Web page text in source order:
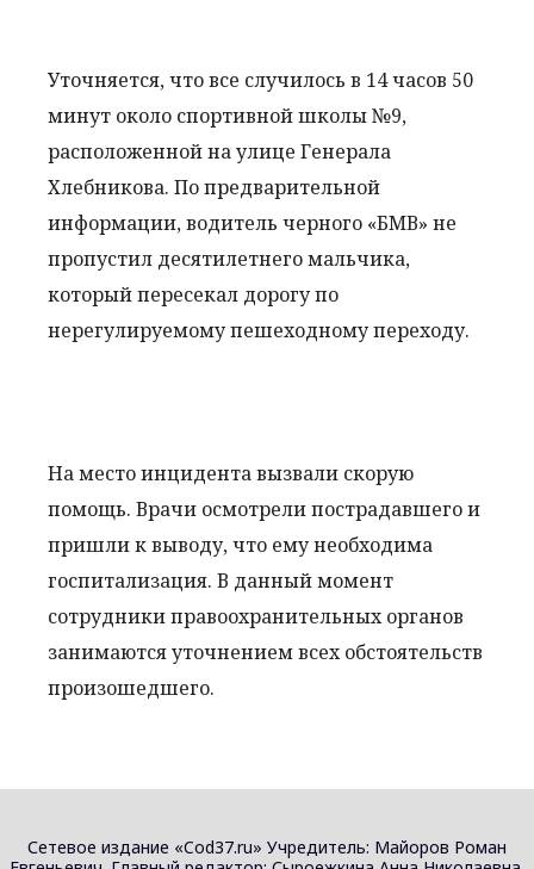
Уточняется, что все случилось в 14 часов 50
минут около спортивной школы №9,
расположенной на улице Генерала
Хлебникова. По предварительной
информации, водитель черного «БМВ» не
пропустил десятилетнего мальчика,
который пересекал дорогу по
нерегулируемому пешеходному переходу.
На место инцидента вызвали скорую
помощь. Врачи осмотрели пострадавшего и
пришли к выводу, что ему необходима
госпитализация. В данный момент
сотрудники правоохранительных органов
занимаются уточнением всех обстоятельств
произошедшего.
Сетевое издание «Cod37.ru» Учредитель: Майоров Роман